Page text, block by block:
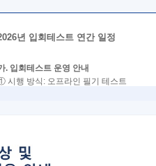
년 입회테스트 연간 일정
. 입회테스트 운영 안내
시행 방식: 오프라인 필기 테스트
※ 시험 장소 및 접수 안내는
서울의 경우